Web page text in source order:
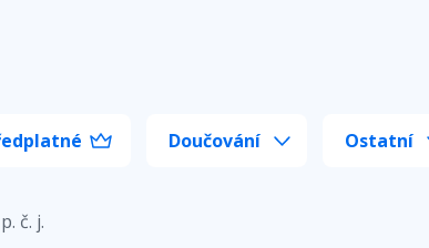
Doučování Ostatní
č. j.